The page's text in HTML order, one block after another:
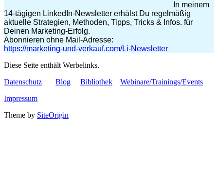
In meinem
14-tägigen LinkedIn-Newsletter erhälst Du regelmäßig
aktuelle Strategien, Methoden, Tipps, Tricks & Infos. für
Deinen Marketing-Erfolg.
Abonnieren ohne Mail-Adresse:
https://marketing-und-verkauf.com/Li-Newsletter
Diese Seite enthält Werbelinks.
Datenschutz
Blog Bibliothek
Webinare/Trainings/Events
Impressum
Theme by SiteOrigin